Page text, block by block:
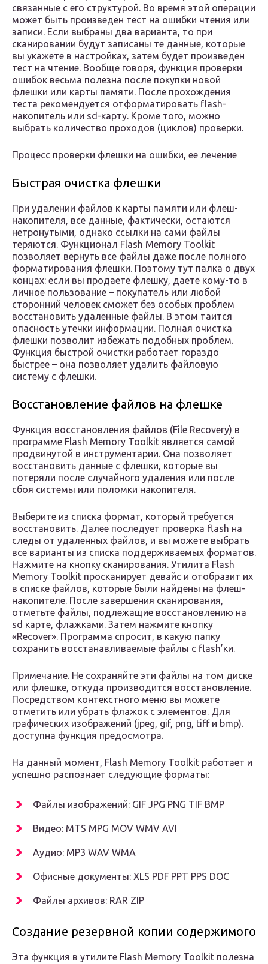
связанные с его структурой. Во время этой операции
может быть произведен тест на ошибки чтения или
записи. Если выбраны два варианта, то при
сканировании будут записаны те данные, которые
вы укажете в настройках, затем будет произведен
тест на чтение. Вообще говоря, функция проверки
ошибок весьма полезна после покупки новой
флешки или карты памяти. После прохождения
теста рекомендуется отформатировать flash-
накопитель или sd-карту. Кроме того, можно
выбрать количество проходов (циклов) проверки.
Процесс проверки флешки на ошибки, ее лечение
Быстрая очистка флешки
При удалении файлов к карты памяти или флеш-
накопителя, все данные, фактически, остаются
нетронутыми, однако ссылки на сами файлы
теряются. Функционал Flash Memory Toolkit
позволяет вернуть все файлы даже после полного
форматирования флешки. Поэтому тут палка о двух
концах: если вы продаете флешку, даете кому-то в
личное пользование – покупатель или любой
сторонний человек сможет без особых проблем
восстановить удаленные файлы. В этом таится
опасность утечки информации. Полная очистка
флешки позволит избежать подобных проблем.
Функция быстрой очистки работает гораздо
быстрее – она позволяет удалить файловую
систему с флешки.
Восстановление файлов на флешке
Функция восстановления файлов (File Recovery) в
программе Flash Memory Toolkit является самой
продвинутой в инструментарии. Она позволяет
восстановить данные с флешки, которые вы
потеряли после случайного удаления или после
сбоя системы или поломки накопителя.
Выберите из списка формат, который требуется
восстановить. Далее последует проверка flash на
следы от удаленных файлов, и вы можете выбрать
все варианты из списка поддерживаемых форматов.
Нажмите на кнопку сканирования. Утилита Flash
Memory Toolkit просканирует девайс и отобразит их
в списке файлов, которые были найдены на флеш-
накопителе. После завершения сканирования,
отметьте файлы, подлежащие восстановлению на
sd карте, флажками. Затем нажмите кнопку
«Recover». Программа спросит, в какую папку
сохранить восстанавливаемые файлы с flash’ки.
Примечание. Не сохраняйте эти файлы на том диске
или флешке, откуда производится восстановление.
Посредством контекстного меню вы можете
отметить или убрать флажок с элементов. Для
графических изображений (jpeg, gif, png, tiff и bmp).
доступна функция предосмотра.
На данный момент, Flash Memory Toolkit работает и
успешно распознает следующие форматы:
Файлы изображений: GIF JPG PNG TIF BMP
Видео: MTS MPG MOV WMV AVI
Аудио: MP3 WAV WMA
Офисные документы: XLS PDF PPT PPS DOC
Файлы архивов: RAR ZIP
Создание резервной копии содержимого
Эта функция в утилите Flash Memory Toolkit полезна